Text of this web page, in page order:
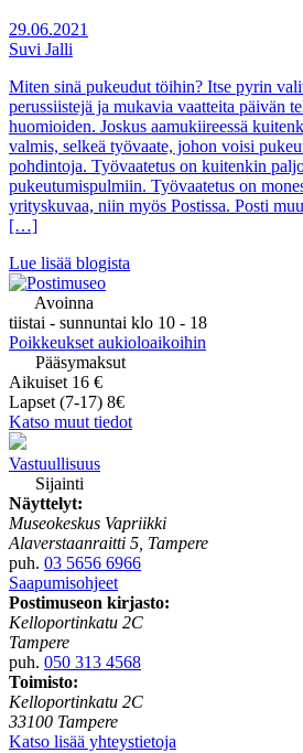
29.06.2021
Suvi Jalli
Miten sinä pukeudut töihin? Itse pyrin
perussiistejä ja mukavia vaatteita päivän
huomioiden. Joskus aamukiireessä
valmis, selkeä työvaate, johon voisi
pohdintoja. Työvaatetus on kuitenkin
pukeutumispulmiin. Työvaatetus on
yrityskuvaa, niin myös Postissa. Posti
[…]
Lue lisää blogista
Avoinna
tiistai - sunnuntai klo 10 - 18
Poikkeukset aukioloaikoihin
Pääsymaksut
Aikuiset 16 €
Lapset (7-17) 8€
Katso muut tiedot
Vastuullisuus
Sijainti
Näyttelyt:
Museokeskus Vapriikki
Alaverstaanraitti 5, Tampere
puh. 03 5656 6966
Saapumisohjeet
Postimuseon kirjasto:
Kelloportinkatu 2C
Tampere
puh. 050 313 4568
Toimisto:
Kelloportinkatu 2C
33100 Tampere
Katso lisää yhteystietoja